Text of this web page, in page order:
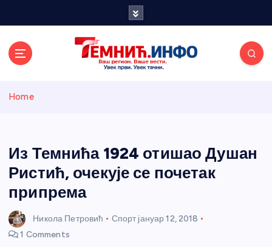
и портал
Home
Из Темнића 1924 отишао Душан
Ристић, очекује се почетак
припрема
Никола Петровић Спорт јануар 12, 2018
1 Comments